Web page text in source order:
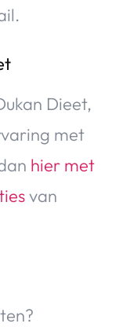
Dieet,
met
hier met
van